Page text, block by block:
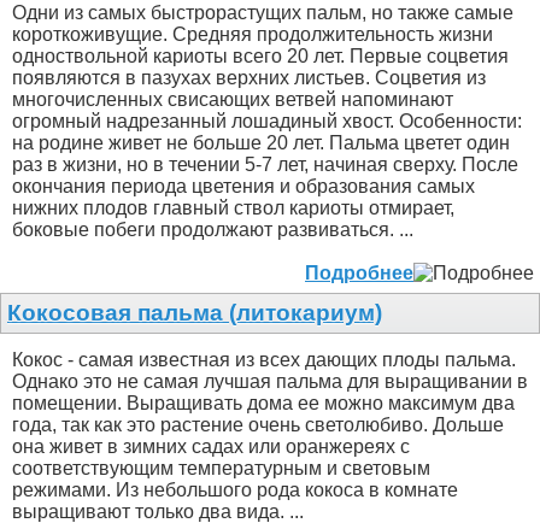
Одни из самых быстрорастущих пальм, но также самые
короткоживущие. Средняя продолжительность жизни
одноствольной кариоты всего 20 лет. Первые соцветия
появляются в пазухах верхних листьев. Соцветия из
многочисленных свисающих ветвей напоминают
огромный надрезанный лошадиный хвост. Особенности:
на родине живет не больше 20 лет. Пальма цветет один
раз в жизни, но в течении 5-7 лет, начиная сверху. После
окончания периода цветения и образования самых
нижних плодов главный ствол кариоты отмирает,
боковые побеги продолжают развиваться. ...
Подробнее
Кокосовая пальма (литокариум)
Кокос - самая известная из всех дающих плоды пальма.
Однако это не самая лучшая пальма для выращивании в
помещении. Выращивать дома ее можно максимум два
года, так как это растение очень светолюбиво. Дольше
она живет в зимних садах или оранжереях с
соответствующим температурным и световым
режимами. Из небольшого рода кокоса в комнате
выращивают только два вида. ...